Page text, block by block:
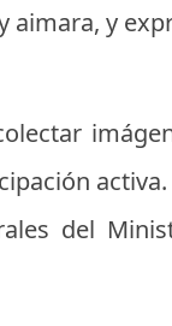
aimara, y
activa.
del